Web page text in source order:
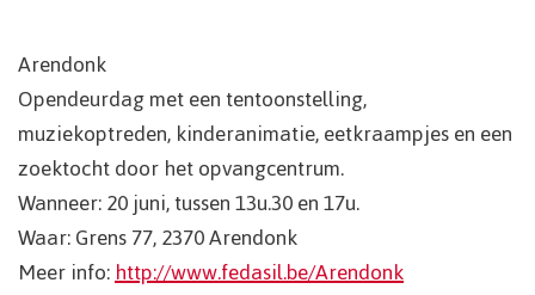
Arendonk
Opendeurdag met een tentoonstelling,
muziekoptreden, kinderanimatie, eetkraampjes en een
zoektocht door het opvangcentrum.
Wanneer: 20 juni, tussen 13u.30 en 17u.
Waar: Grens 77, 2370 Arendonk
Meer info:http://www.fedasil.be/Arendonk